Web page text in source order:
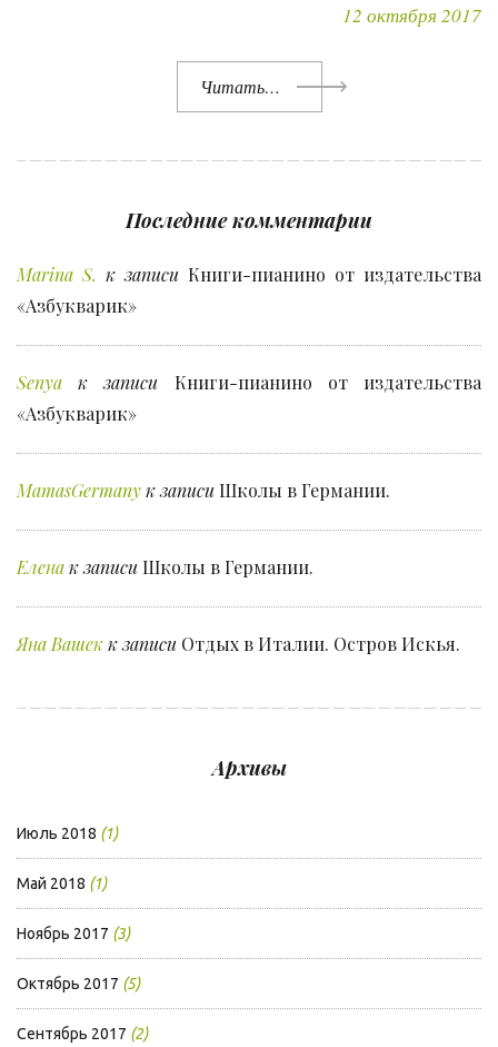
12 октября 2017
Читать…
Последние комментарии
Marina S. к записи Книги-пианино от издательства
«Азбукварик»
Senya к записи Книги-пианино от издательства
«Азбукварик»
MamasGermanyк записи Школы в Германии.
Еленак записи Школы в Германии.
Яна Вашекк записи Отдых в Италии. Остров Искья.
Архивы
Июль 2018 (1)
Май 2018 (1)
Ноябрь 2017 (3)
Октябрь 2017 (5)
Сентябрь 2017 (2)